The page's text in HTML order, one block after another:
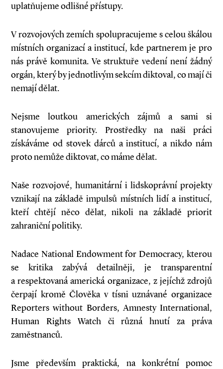
uplatňujeme odlišné přístupy.
V rozvojových zemích spolupracujeme s celou škálou
místních organizací a institucí, kde partnerem je pro
nás právě komunita. Ve struktuře vedení není žádný
orgán, který by jednotlivým sekcím diktoval, co mají či
nemají dělat.
Nejsme loutkou amerických zájmů a sami si
stanovujeme priority. Prostředky na naši práci
získáváme od stovek dárců a institucí, a nikdo nám
proto nemůže diktovat, co máme dělat.
Naše rozvojové, humanitární i lidskoprávní projekty
vznikají na základě impulsů místních lidí a institucí,
kteří chtějí něco dělat, nikoli na základě priorit
zahraniční politiky.
Nadace National Endowment for Democracy, kterou
se kritika zabývá detailněji, je transparentní
a respektovaná americká organizace, z jejíchž zdrojů
čerpají kromě Člověka v tísni uznávané organizace
Reporters without Borders, Amnesty International,
Human Rights Watch či různá hnutí za práva
zaměstnanců.
Jsme především praktická, na konkrétní pomoc